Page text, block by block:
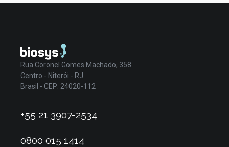
Rua Coronel Gomes Machado, 358
Centro - Niterói - RJ
Brasil - CEP: 24020-112
+55 21 3907-2534
0800 015 1414